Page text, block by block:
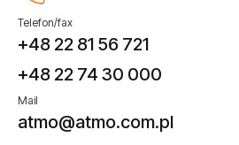
Telefon/fax
+48 22 81 56 721
+48 22 74 30 000
Mail
atmo@atmo.com.pl